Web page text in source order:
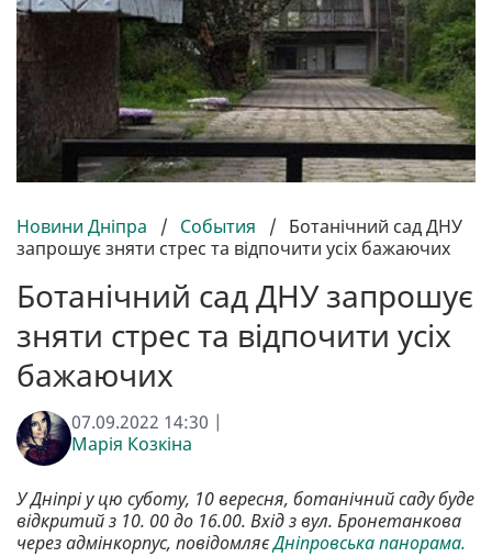
Новини Дніпра / События / Ботанічний сад ДНУ
запрошує зняти стрес та відпочити усіх бажаючих
Ботанічний сад ДНУ запрошує
зняти стрес та відпочити усіх
бажаючих
07.09.2022 14:30 |
Марія Козкіна
У Дніпрі у цю суботу, 10 вересня, ботанічний саду буде
відкритий з 10. 00 до 16.00. Вхід з вул. Бронетанкова
через адмінкорпус, повідомляєДніпровська панорама.